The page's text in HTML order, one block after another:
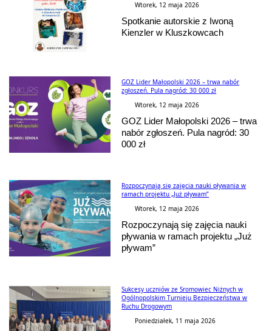
Wtorek, 12 maja 2026
Spotkanie autorskie z Iwoną
Kienzler w Kluszkowcach
GOZ Lider Małopolski 2026 – trwa nabór
zgłoszeń. Pula nagród: 30 000 zł
Wtorek, 12 maja 2026
GOZ Lider Małopolski 2026 – trwa
nabór zgłoszeń. Pula nagród: 30
000 zł
Rozpoczynają się zajęcia nauki pływania w
ramach projektu „Już pływam”
Wtorek, 12 maja 2026
Rozpoczynają się zajęcia nauki
pływania w ramach projektu „Już
pływam”
Sukcesy uczniów ze Sromowiec Niżnych w
Ogólnopolskim Turnieju Bezpieczeństwa w
Ruchu Drogowym
Poniedziałek, 11 maja 2026